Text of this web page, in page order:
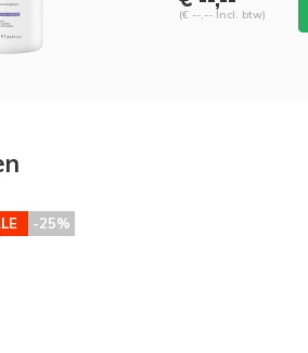
(€ --,-- Incl. btw)
-25%